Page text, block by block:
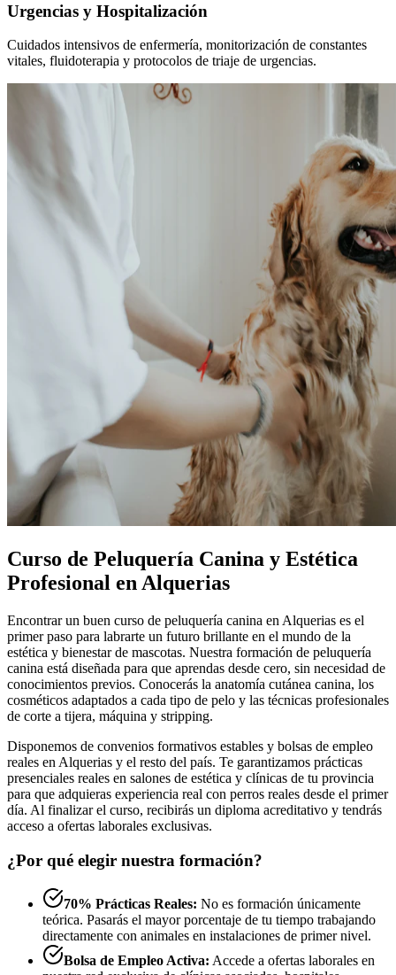
Urgencias y Hospitalización
Cuidados intensivos de enfermería, monitorización de constantes
vitales, fluidoterapia y protocolos de triaje de urgencias.
Curso de Peluquería Canina y Estética
Profesional en Alquerias
Encontrar un buen curso de peluquería canina en Alquerias es el
primer paso para labrarte un futuro brillante en el mundo de la
estética y bienestar de mascotas. Nuestra formación de peluquería
canina está diseñada para que aprendas desde cero, sin necesidad de
conocimientos previos. Conocerás la anatomía cutánea canina, los
cosméticos adaptados a cada tipo de pelo y las técnicas profesionales
de corte a tijera, máquina y stripping.
Disponemos de convenios formativos estables y bolsas de empleo
reales en Alquerias y el resto del país. Te garantizamos prácticas
presenciales reales en salones de estética y clínicas de tu provincia
para que adquieras experiencia real con perros reales desde el primer
día. Al finalizar el curso, recibirás un diploma acreditativo y tendrás
acceso a ofertas laborales exclusivas.
¿Por qué elegir nuestra formación?
70% Prácticas Reales: No es formación únicamente
teórica. Pasarás el mayor porcentaje de tu tiempo trabajando
directamente con animales en instalaciones de primer nivel.
Bolsa de Empleo Activa: Accede a ofertas laborales en